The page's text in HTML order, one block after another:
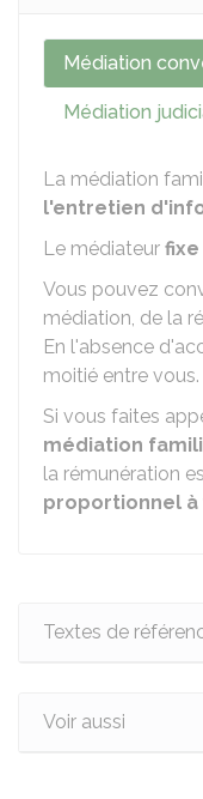
Médiation
Médiation
La médiation
l'entretien
Le médiateur
Vous pouvez
médiation, de la
En l'absence
moitié entre vous.
Si vous faites
médiation
la rémunération
proportionnel à
Textes de
Voir aussi